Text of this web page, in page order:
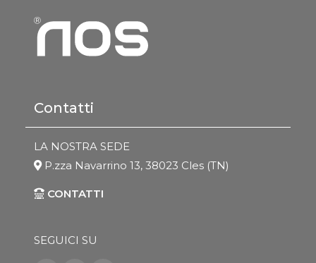
Contatti
LA NOSTRA SEDE
P.zza Navarrino 13, 38023 Cles (TN)
CONTATTI
SEGUICI SU